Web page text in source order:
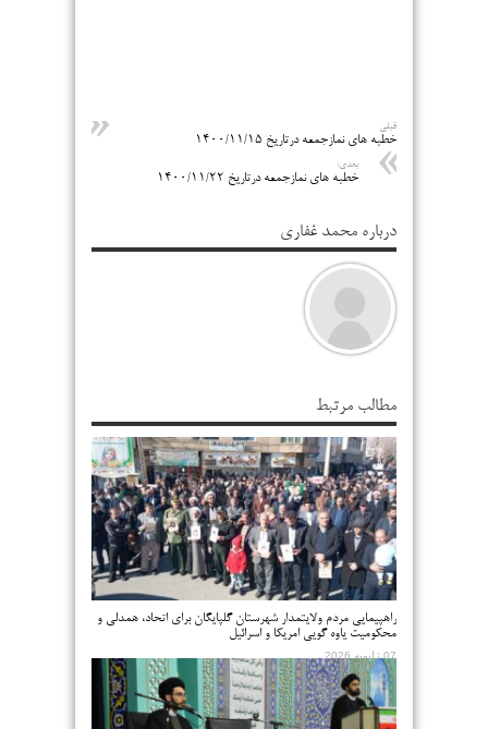
قبلی
خطبه های نمازجمعه درتاریخ ۱۴۰۰/۱۱/۱۵
بعدی:
خطبه های نمازجمعه درتاریخ ۱۴۰۰/۱۱/۲۲
درباره محمد غفاری
مطالب مرتبط
راهپیمایی مردم ولایتمدار شهرستان گلپایگان برای اتحاد، همدلی و
محکومیت یاوه گویی امریکا و اسرائیل
07 ژانویه 2026